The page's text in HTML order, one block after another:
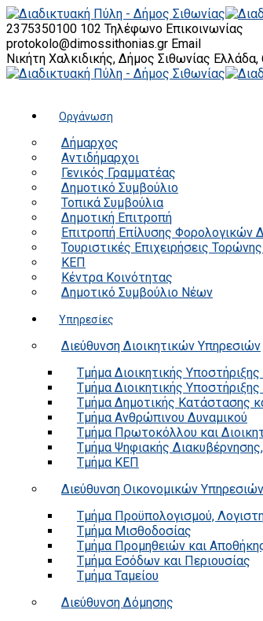
2375350100 102 Τηλέφωνο Επικοινωνίας
protokolo@dimossithonias.gr Email
Νικήτη Χαλκιδικής, Δήμος Σιθωνίας Ελλάδα,
Οργάνωση
Δήμαρχος
Αντιδήμαρχοι
Γενικός Γραμματέας
Δημοτικό Συμβούλιο
Τοπικά Συμβούλια
Δημοτική Επιτροπή
Επιτροπή Επίλυσης Φορολογικών
Τουριστικές Επιχειρήσεις
ΚΕΠ
Κέντρα Κοινότητας
Δημοτικό Συμβούλιο Νέων
Υπηρεσίες
Διεύθυνση Διοικητικών Υπηρεσιών
Τμήμα Διοικητικής
Τμήμα Διοικητικής
Τμήμα Δημοτικής Κατάστασης
Τμήμα Ανθρώπινου Δυναμικού
Τμήμα Πρωτοκόλλου και
Τμήμα Ψηφιακής
Τμήμα ΚΕΠ
Διεύθυνση Οικονομικών Υπηρεσιών
Τμήμα Προϋπολογισμού,
Τμήμα Μισθοδοσίας
Τμήμα Προμηθειών και
Τμήμα Εσόδων και Περιουσίας
Τμήμα Ταμείου
Διεύθυνση Δόμησης